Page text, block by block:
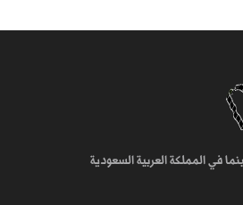
في المملكة العربية السعودية